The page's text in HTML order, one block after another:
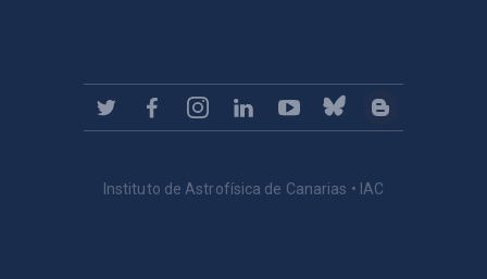
Instituto de Astrofísica de Canarias • IAC